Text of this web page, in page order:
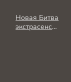
Новая Битва
экстрасенсов